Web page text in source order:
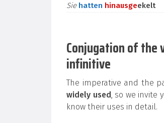
Sie hatten hinausgeekelt
Conjugation of
infinitive
The imperative and the
widely used, so we invite
know their uses in detail.